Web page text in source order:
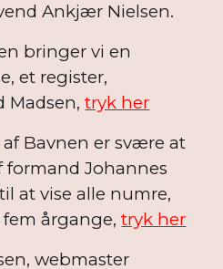
Ankjær Nielsen.
bringer vi en
et register,
Madsen,tryk her
Bavnen er svære at
formand Johannes
at vise alle numre,
årgange, tryk her
webmaster